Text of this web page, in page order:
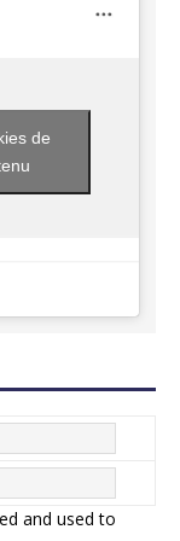
de
and used to